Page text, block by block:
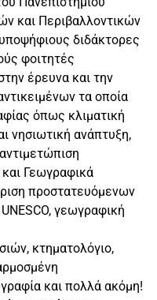
και Περιβαλλοντικών
διδάκτορες
φοιτητές
έρευνα και την
τα οποία
όπως κλιματική
νησιωτική ανάπτυξη,
Γεωγραφικά
προστατευόμενων
γεωγραφική
κτηματολόγιο,
και πολλά ακόμη!